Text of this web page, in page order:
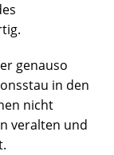
genauso
in den
nicht
veralten und